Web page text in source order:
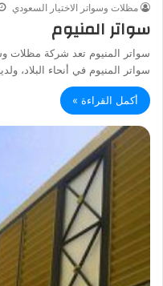
مظلات وسواتر الاختيار السعودي
سواتر المنيوم
سواتر المنيوم تعد شركة
سواتر المنيوم في أنحاء البلاد،
أكمل القراءة »